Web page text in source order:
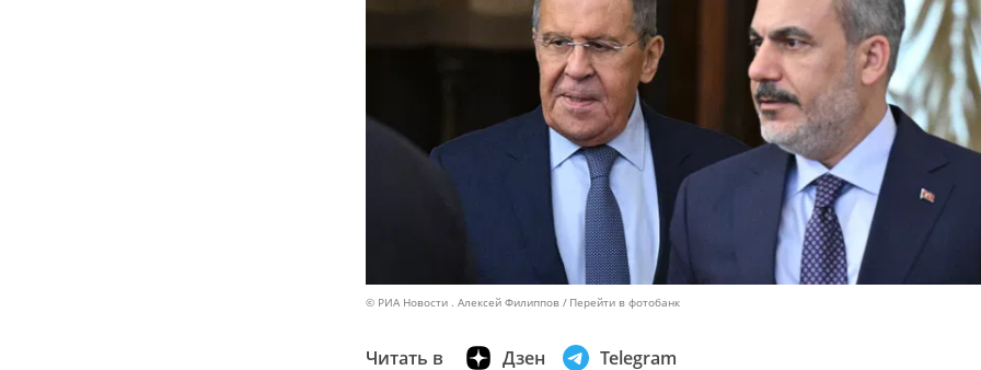
© РИА Новости . Алексей Филиппов Перейти в фотобанк
Читать в Дзен Telegram